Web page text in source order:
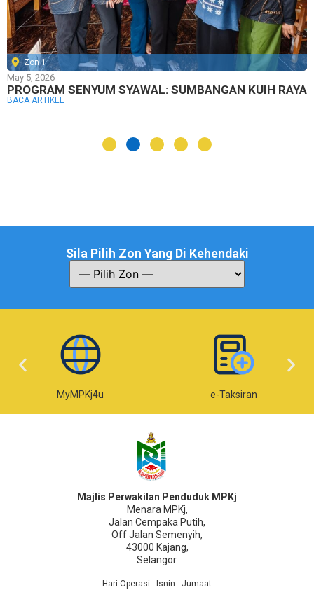
Zon 1
May 5, 2026
PROGRAM SENYUM SYAWAL: SUMBANGAN KUIH RAYA
BACA ARTIKEL
Sila Pilih Zon Yang Di Kehendaki
MyMPKj4u e-Taksiran
Majlis Perwakilan Penduduk MPKj
Menara MPKj,
Jalan Cempaka Putih,
Off Jalan Semenyih,
43000 Kajang,
Selangor.
Hari Operasi : Isnin - Jumaat